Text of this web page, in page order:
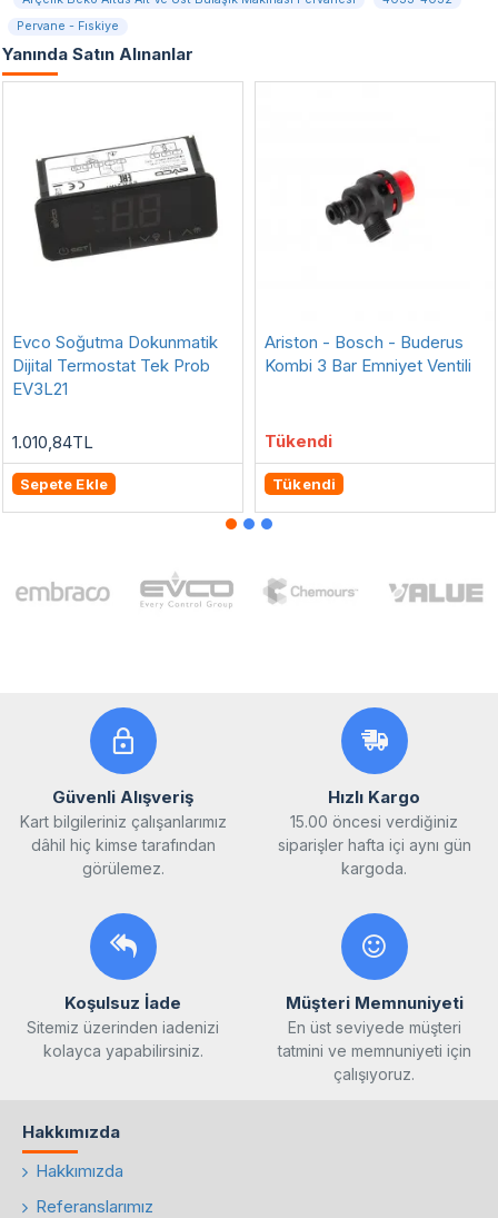
Pervane - Fıskiye
Yanında Satın Alınanlar
Evco Soğutma Dokunmatik
Dijital Termostat Tek Prob
EV3L21
1.010,84TL
Sepete Ekle
Ariston - Bosch - Buderus
Kombi 3 Bar Emniyet Ventili
Tükendi
Tükendi
Güvenli Alışveriş
Kart bilgileriniz çalışanlarımız
dâhil hiç kimse tarafından
görülemez.
Hızlı Kargo
15.00 öncesi verdiğiniz
siparişler hafta içi aynı gün
kargoda.
Koşulsuz İade
Sitemiz üzerinden iadenizi
kolayca yapabilirsiniz.
Müşteri Memnuniyeti
En üst seviyede müşteri
tatmini ve memnuniyeti için
çalışıyoruz.
Hakkımızda
Hakkımızda
Referanslarımız